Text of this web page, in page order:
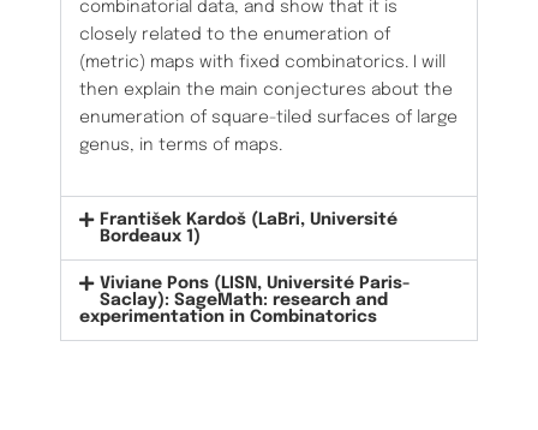
combinatorial data, and show that it is
closely related to the enumeration of
(metric) maps with fixed combinatorics. I will
then explain the main conjectures about the
enumeration of square-tiled surfaces of large
genus, in terms of maps.
František Kardoš (LaBri, Université
Bordeaux 1)
Viviane Pons (LISN, Université Paris-
Saclay): SageMath: research and
experimentation in Combinatorics